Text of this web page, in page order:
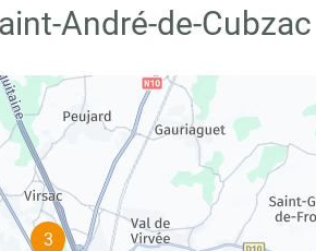
André-de-Cubzac
3